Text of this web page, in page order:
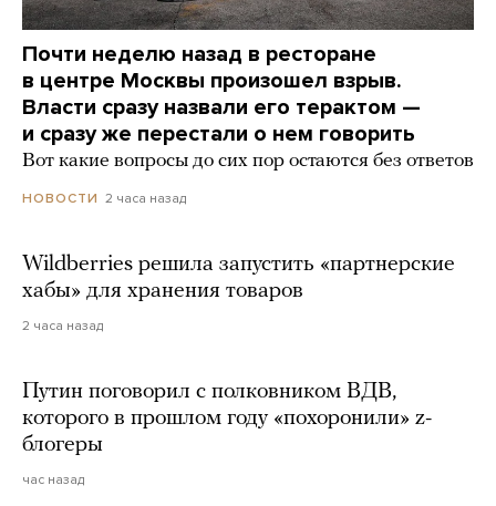
Почти неделю назад в ресторане
в центре Москвы произошел взрыв.
Власти сразу назвали его терактом —
и сразу же перестали о нем говорить
Вот какие вопросы до сих пор остаются без ответов
НОВОСТИ 2 часа назад
Wildberries решила запустить «партнерские
хабы» для хранения товаров
2 часа назад
Путин поговорил с полковником ВДВ,
которого в прошлом году «похоронили» z-
блогеры
час назад